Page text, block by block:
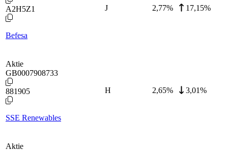
A2H5Z1
Befesa
J 2,77% 17,15%
Aktie
GB0007908733
881905
SSE Renewables
H 2,65% 3,01%
Aktie